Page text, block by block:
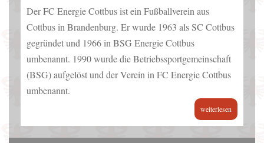
Der FC Energie Cottbus ist ein Fußballverein aus
Cottbus in Brandenburg. Er wurde 1963 als SC Cottbus
gegründet und 1966 in BSG Energie Cottbus
umbenannt. 1990 wurde die Betriebssportgemeinschaft
(BSG) aufgelöst und der Verein in FC Energie Cottbus
umbenannt.
weiterlesen